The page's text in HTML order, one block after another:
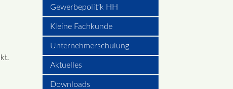
Gewerbepolitik HH
Kleine Fachkunde
Unternehmerschulung
Aktuelles
Downloads